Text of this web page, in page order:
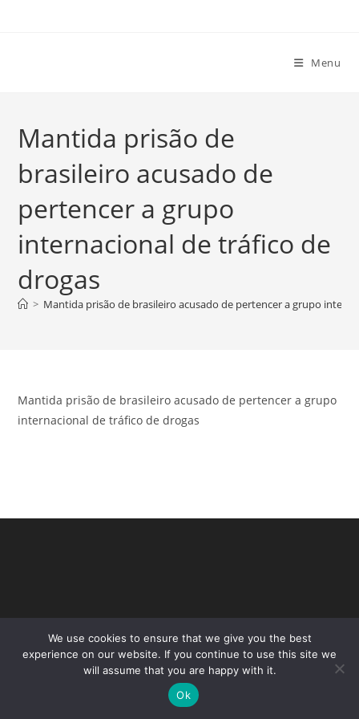
Menu
Mantida prisão de
brasileiro acusado de
pertencer a grupo
internacional de tráfico de
drogas
> Mantida prisão de brasileiro acusado de pertencer a grupo
Mantida prisão de brasileiro acusado de pertencer a grupo
internacional de tráfico de drogas
Copyright - WordPress Theme by OceanWP
We use cookies to ensure that we give you the best
experience on our website. If you continue to use this site we
will assume that you are happy with it.
Ok